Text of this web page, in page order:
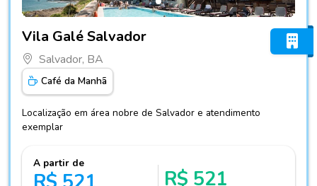
Vila Galé Salvador
Salvador, BA
Café da Manhã
Localização em área nobre de Salvador e atendimento
exemplar
A partir de
R$ 521